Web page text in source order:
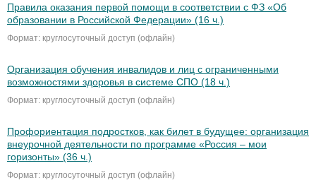
Правила оказания первой помощи в соответствии с ФЗ «Об
образовании в Российской Федерации» (16 ч.)
Формат: круглосуточный доступ (офлайн)
Организация обучения инвалидов и лиц с ограниченными
возможностями здоровья в системе СПО (18 ч.)
Формат: круглосуточный доступ (офлайн)
Профориентация подростков, как билет в будущее: организация
внеурочной деятельности по программе «Россия – мои
горизонты» (36 ч.)
Формат: круглосуточный доступ (офлайн)